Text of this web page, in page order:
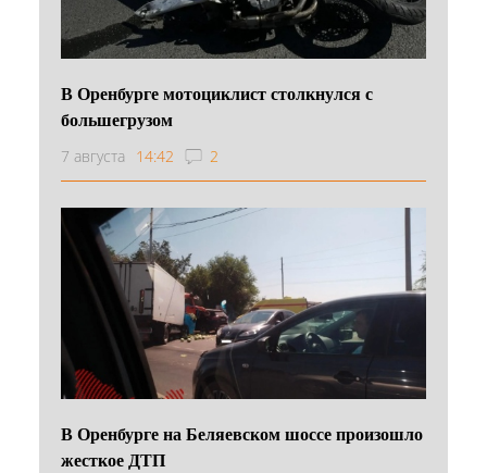
В Оренбурге мотоциклист столкнулся с
большегрузом
7 августа 14:42 2
В Оренбурге на Беляевском шоссе произошло
жесткое ДТП